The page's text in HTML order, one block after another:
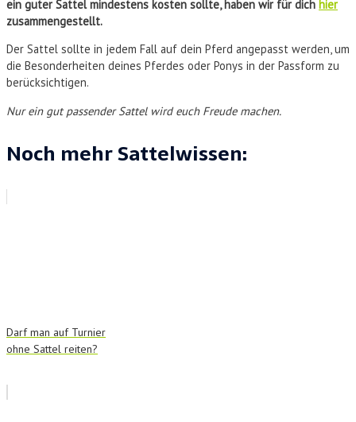
ein guter Sattel mindestens kosten sollte, haben wir für dich hier
zusammengestellt.
Der Sattel sollte in jedem Fall auf dein Pferd angepasst werden, um
die Besonderheiten deines Pferdes oder Ponys in der Passform zu
berücksichtigen.
Nur ein gut passender Sattel wird euch Freude machen.
Noch mehr Sattelwissen:
Darf man auf Turnier
ohne Sattel reiten?